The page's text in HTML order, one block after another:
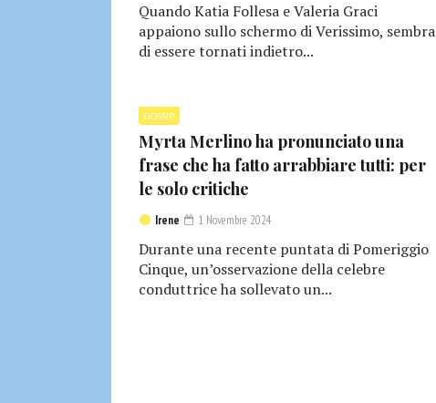
Quando Katia Follesa e Valeria Graci
appaiono sullo schermo di Verissimo, sembra
di essere tornati indietro...
GOSSIP
Myrta Merlino ha pronunciato una
frase che ha fatto arrabbiare tutti: per
le solo critiche
Irene 1 Novembre 2024
Durante una recente puntata di Pomeriggio
Cinque, un’osservazione della celebre
conduttrice ha sollevato un...